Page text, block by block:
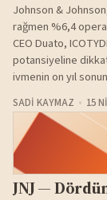
Johnson &
rağmen %6,4
CEO Duato,
potansiyeline
ivmenin on yıl
SADI KAYMAZ 15
JNJ —